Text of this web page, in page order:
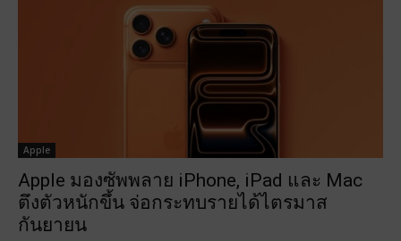
Apple
Apple มองซัพพลาย iPhone, iPad และ Mac
ตึงตัวหนักขึ้น จ่อกระทบรายได้ไตรมาส
กันยายน